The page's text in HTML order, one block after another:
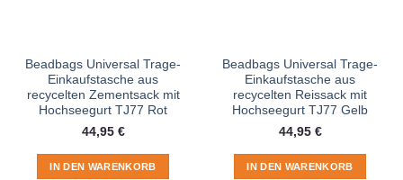
Beadbags Universal Trage-
Einkaufstasche aus
recycelten Zementsack mit
Hochseegurt TJ77 Rot
44,95 €
IN DEN WARENKORB
Beadbags Universal Trage-
Einkaufstasche aus
recycelten Reissack mit
Hochseegurt TJ77 Gelb
44,95 €
IN DEN WARENKORB